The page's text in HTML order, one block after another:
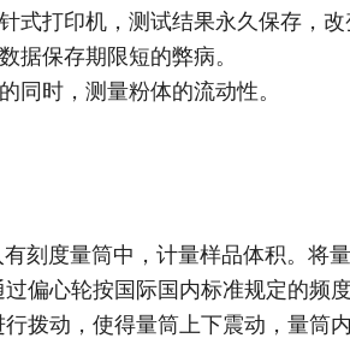
式打印机，测试结果永久保存，改
据保存期限短的弊病。
同时，测量粉体的流动性。
度量筒中，计量样品体积。将
偏心轮按国际国内标准规定的频
拨动，使得量筒上下震动，量筒